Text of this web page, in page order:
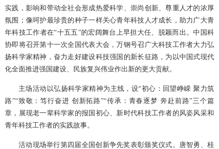
实践，影响和带动全社会形成热爱科学、崇尚创新、尊重人才的浓厚
氛围；像呵护最珍贵的种子一样关心青年科技人才成长，助力广大青
年科技工作者在“十五五”的宏阔舞台上早担大任、脱颖而出。中国科
协即将召开第十一次全国代表大会，万钢号召广大科技工作者大力弘
扬科学家精神，奋力走好建设科技强国的新长征路，为以中国式现代
化全面推进强国建设、民族复兴伟业作出新的更大贡献。
主场活动以弘扬科学家精神为主线，设“初心：回望峥嵘 聚力筑
路”“致敬：笃行奋进 创新拓路”“传承：青春逐梦 奔赴前路”三个篇
章，展现老一辈科学家的报国初心、新时代科技工作者的风姿风采和
青年科技工作者的实践故事。
活动现场举行第四届全国创新争先奖表彰颁奖仪式。唐智勇、桂